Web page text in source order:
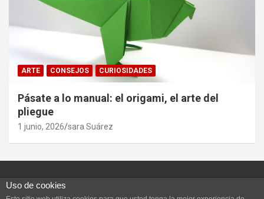
ARTE CONSEJOS CURIOSIDADES
Pásate a lo manual: el origami, el arte del
pliegue
1 junio, 2026 sara Suárez
Uso de cookies